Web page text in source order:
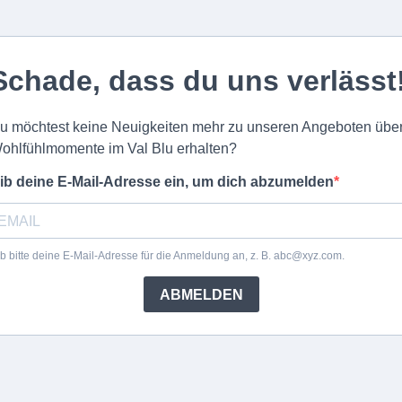
dass du uns
möchtest keine Neuigkeiten mehr zu unseren Angeboten
im Val Blu erhalten?
deine E-Mail-Adresse ein, um dich abzumelden
bitte deine E-Mail-Adresse für die Anmeldung an, z. B. abc@xyz.com.
ABMELDEN